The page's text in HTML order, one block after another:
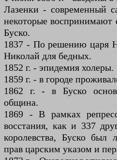
Лазенки - современный
некоторые воспринимают
Буско.
1837 - По решению царя
Николай для бедных.
1852 г. - эпидемия холеры.
1859 г. - в городе
1862 г. - в Буско
община.
1869 - В рамках
восстания, как и 337
королевства, Буско был
прав царским указом и